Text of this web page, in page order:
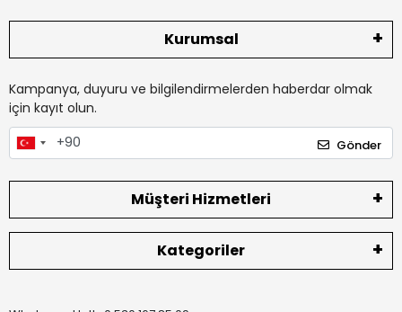
Kurumsal
Kampanya, duyuru ve bilgilendirmelerden haberdar olmak
için kayıt olun.
Gönder
Müşteri Hizmetleri
Kategoriler